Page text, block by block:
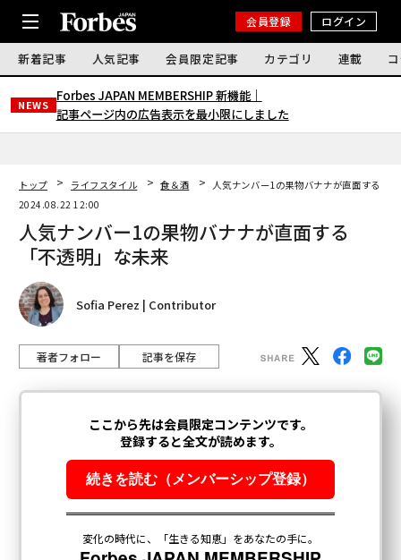
会員登録 ログイン
新着記事 人気記事 会員限定記事 カテゴリ 連載
NEWS
Forbes JAPAN MEMBERSHIP 新機能｜
記事ページ内の広告表示を最小限にしました
トップ ライフスタイル 食＆酒
人気ナンバー1の果物バナナが直面する「
2024.08.22 12:00
人気ナンバー1の果物バナナが直面する
「不透明」な未来
Sofia Perez | Contributor
著者フォロー 記事を保存